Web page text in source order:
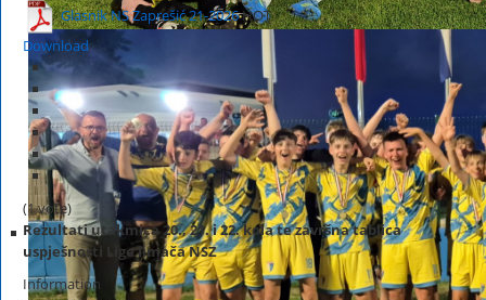
Glasnik NS Zaprešić 21-2026HOT
Download
(1 vote)
Rezultati utakmica 20., 21. i 22. kola te završna tablica
uspješnosti Lige limača NSZ
Information